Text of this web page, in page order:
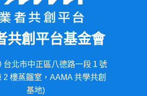
共創平台基金會
台北市中正區八德路一段１號
2 樓蒸餾室，AAMA 共學共創
基地)